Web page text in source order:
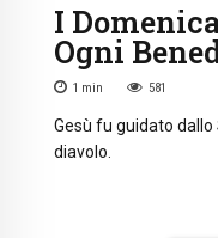
I
Ogni
1 min 581
Gesù fu guidato
diavolo.